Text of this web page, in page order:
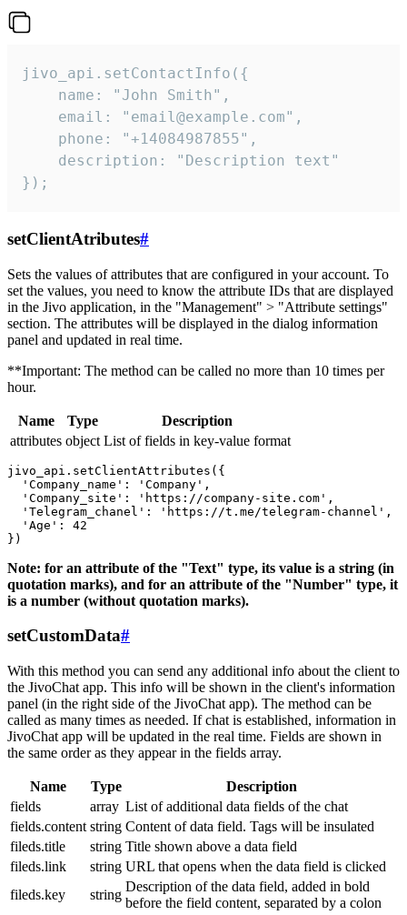
jivo_api.setContactInfo({
    name: "John Smith",
    email: "email@example.com",
    phone: "+14084987855",
    description: "Description text"
});
setClientAtributes#
Sets the values ​​of attributes that are configured in your account. To
set the values, you need to know the attribute IDs that are displayed
in the Jivo application, in the "Management" > "Attribute settings"
section. The attributes will be displayed in the dialog information
panel and updated in real time.
**Important: The method can be called no more than 10 times per
hour.
Name Type
Description
attributes object List of fields in key-value format
jivo_api.setClientAttributes({
  'Company_name': 'Company',
  'Company_site': 'https://company-site.com',
  'Telegram_chanel': 'https://t.me/telegram-channel',
  'Age': 42
Note: for an attribute of the "Text" type, its value is a string (in
quotation marks), and for an attribute of the "Number" type, it
is a number (without quotation marks).
setCustomData#
With this method you can send any additional info about the client to
the JivoChat app. This info will be shown in the client's information
panel (in the right side of the JivoChat app). The method can be
called as many times as needed. If chat is established, information in
JivoChat app will be updated in the real time. Fields are shown in
the same order as they appear in the fields array.
Name Type
Description
fields
array List of additional data fields of the chat
fields.content string Content of data field. Tags will be insulated
fileds.title
string Title shown above a data field
fileds.link
string URL that opens when the data field is clicked
fileds.key
string
Description of the data field, added in bold
before the field content, separated by a colon